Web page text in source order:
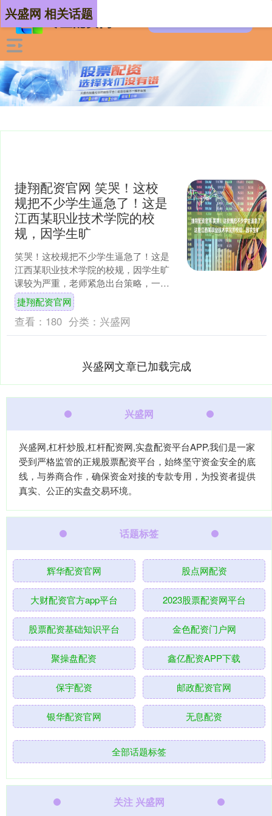
兴盛网 相关话题
捷翔配资官网 笑哭！这校
规把不少学生逼急了！这是
江西某职业技术学院的校
规，因学生旷
笑哭！这校规把不少学生逼急了！这是
江西某职业技术学院的校规，因学生旷
课较为严重，老师紧急出台策略，一周
四天严查晚自习。其中，累计旷课达到
10学时以内，给予通报批....
捷翔配资官网
查看： 180 分类： 兴盛网
兴盛网文章已加载完成
兴盛网
兴盛网,杠杆炒股,杠杆配资网,实盘配资平台APP,我们是一家
受到严格监管的正规股票配资平台，始终坚守资金安全的底
线，与券商合作，确保资金对接的专款专用，为投资者提供
真实、公正的实盘交易环境。
话题标签
辉华配资官网 股点网配资
大财配资官方app平台 2023股票配资网平台
股票配资基础知识平台 金色配资门户网
聚操盘配资 鑫亿配资APP下载
保宇配资 邮政配资官网
银华配资官网 无息配资
全部话题标签
关注 兴盛网